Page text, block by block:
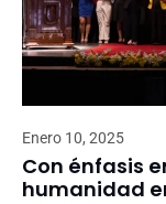
Enero 10, 2025
Con énfasis
humanidad